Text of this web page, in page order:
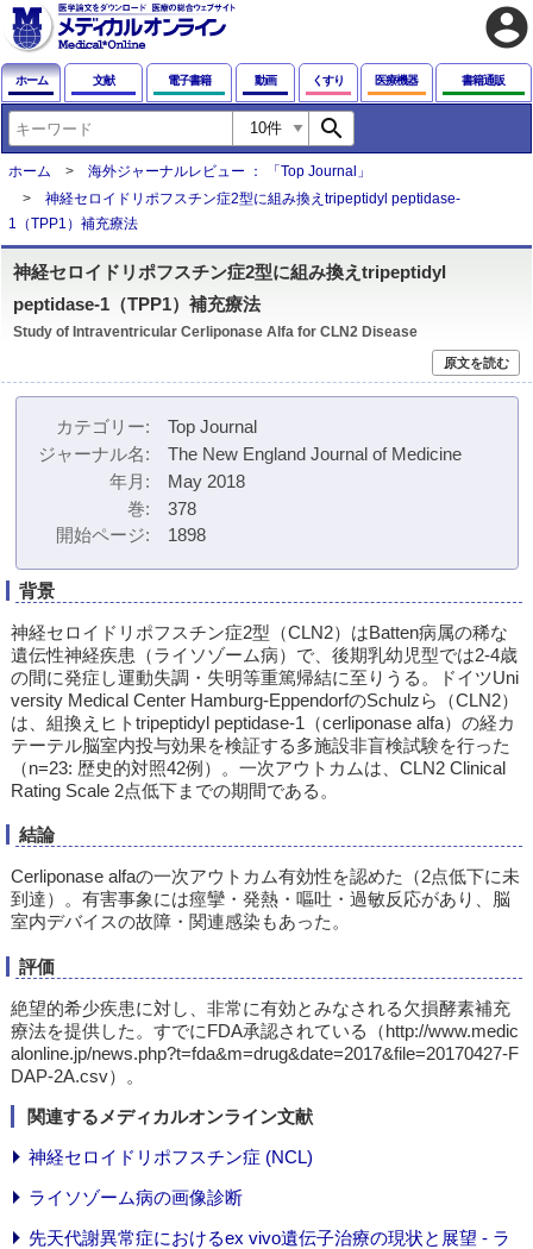
account_circle
ホーム 文献 電子書籍 動画 くすり 医療機器 書籍通販
search
ホーム
海外ジャーナルレビュー ： 「Top Journal」
神経セロイドリポフスチン症2型に組み換えtripeptidyl peptidase-
1（TPP1）補充療法
神経セロイドリポフスチン症2型に組み換えtripeptidyl
peptidase-1（TPP1）補充療法
Study of Intraventricular Cerliponase Alfa for CLN2 Disease
原文を読む
カテゴリー
Top Journal
ジャーナル名
The New England Journal of Medicine
年月
May 2018
巻
378
開始ページ
1898
背景
神経セロイドリポフスチン症2型（CLN2）はBatten病属の稀な
遺伝性神経疾患（ライソゾーム病）で、後期乳幼児型では2-4歳
の間に発症し運動失調・失明等重篤帰結に至りうる。ドイツUni
versity Medical Center Hamburg-EppendorfのSchulzら（CLN2）
は、組換えヒトtripeptidyl peptidase-1（cerliponase alfa）の経カ
テーテル脳室内投与効果を検証する多施設非盲検試験を行った
（n=23: 歴史的対照42例）。一次アウトカムは、CLN2 Clinical
Rating Scale 2点低下までの期間である。
結論
Cerliponase alfaの一次アウトカム有効性を認めた（2点低下に未
到達）。有害事象には痙攣・発熱・嘔吐・過敏反応があり、脳
室内デバイスの故障・関連感染もあった。
評価
絶望的希少疾患に対し、非常に有効とみなされる欠損酵素補充
療法を提供した。すでにFDA承認されている（http://www.medic
alonline.jp/news.php?t=fda&m=drug&date=2017&file=20170427-F
DAP-2A.csv）。
関連するメディカルオンライン文献
神経セロイドリポフスチン症 (NCL)
ライソゾーム病の画像診断
先天代謝異常症におけるex vivo遺伝子治療の現状と展望 - ラ